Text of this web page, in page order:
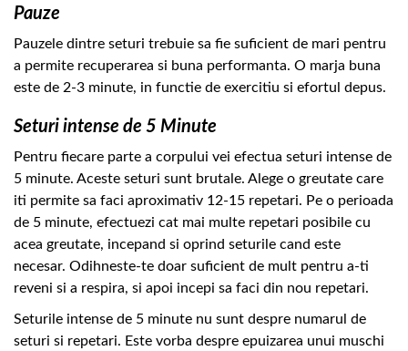
Pauze
Pauzele dintre seturi trebuie sa fie suficient de mari pentru
a permite recuperarea si buna performanta. O marja buna
este de 2-3 minute, in functie de exercitiu si efortul depus.
Seturi intense de 5 Minute
Pentru fiecare parte a corpului vei efectua seturi intense de
5 minute. Aceste seturi sunt brutale. Alege o greutate care
iti permite sa faci aproximativ 12-15 repetari. Pe o perioada
de 5 minute, efectuezi cat mai multe repetari posibile cu
acea greutate, incepand si oprind seturile cand este
necesar. Odihneste-te doar suficient de mult pentru a-ti
reveni si a respira, si apoi incepi sa faci din nou repetari.
Seturile intense de 5 minute nu sunt despre numarul de
seturi si repetari. Este vorba despre epuizarea unui muschi